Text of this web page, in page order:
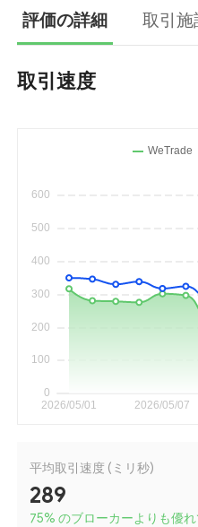
評価の詳細 取引施
取引速度
平均取引速度 (ミリ秒)
289
75% のブローカーよりも優